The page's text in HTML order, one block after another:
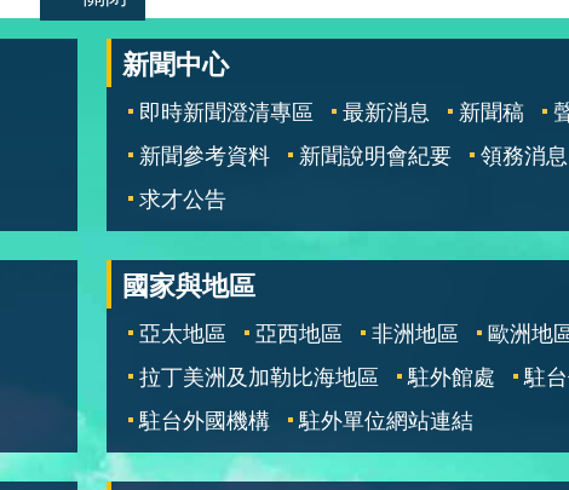
新聞中心
即時新聞澄清專區 最新消息 新聞稿
新聞參考資料
新聞說明會紀要 領務消息
求才公告
國家與地區
亞太地區 亞西地區 非洲地區 歐洲地
拉丁美洲及加勒比海地區
駐外館處
駐
駐台外國機構
駐外單位網站連結